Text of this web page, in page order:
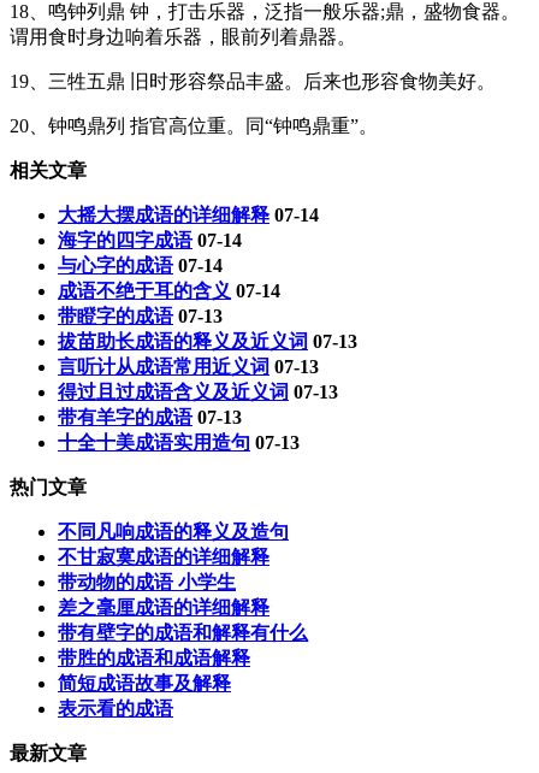
18、鸣钟列鼎 钟，打击乐器，泛指一般乐器;鼎，盛物食器。
谓用食时身边响着乐器，眼前列着鼎器。
19、三牲五鼎 旧时形容祭品丰盛。后来也形容食物美好。
20、钟鸣鼎列 指官高位重。同“钟鸣鼎重”。
相关文章
大摇大摆成语的详细解释 07-14
海字的四字成语 07-14
与心字的成语 07-14
成语不绝于耳的含义 07-14
带瞪字的成语 07-13
拔苗助长成语的释义及近义词 07-13
言听计从成语常用近义词 07-13
得过且过成语含义及近义词 07-13
带有羊字的成语 07-13
十全十美成语实用造句 07-13
热门文章
不同凡响成语的释义及造句
不甘寂寞成语的详细解释
带动物的成语 小学生
差之毫厘成语的详细解释
带有壁字的成语和解释有什么
带胜的成语和成语解释
简短成语故事及解释
表示看的成语
最新文章